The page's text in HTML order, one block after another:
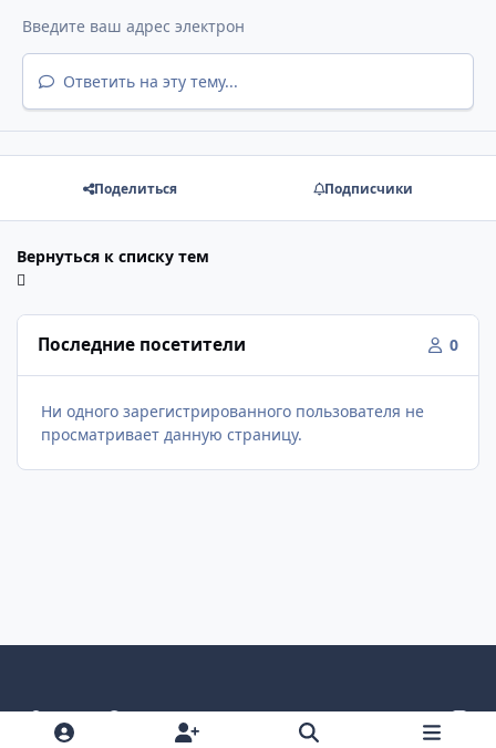
Ответить на эту тему...
Поделиться Подписчики
Вернуться к списку тем
Последние посетители 0
Ни одного зарегистрированного пользователя не
просматривает данную страницу.
Светлый режим
Темный режим
Как в системе
v
k